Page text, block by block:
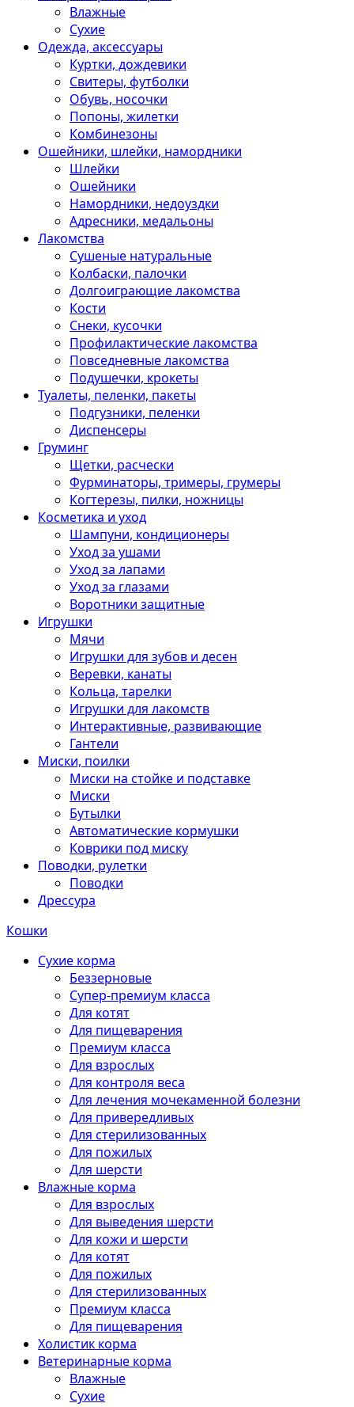
Влажные
Сухие
Одежда, аксессуары
Куртки, дождевики
Свитеры, футболки
Обувь, носочки
Попоны, жилетки
Комбинезоны
Ошейники, шлейки, намордники
Шлейки
Ошейники
Намордники, недоуздки
Адресники, медальоны
Лакомства
Сушеные натуральные
Колбаски, палочки
Долгоиграющие лакомства
Кости
Снеки, кусочки
Профилактические лакомства
Повседневные лакомства
Подушечки, крокеты
Туалеты, пеленки, пакеты
Подгузники, пеленки
Диспенсеры
Груминг
Щетки, расчески
Фурминаторы, тримеры, грумеры
Когтерезы, пилки, ножницы
Косметика и уход
Шампуни, кондиционеры
Уход за ушами
Уход за лапами
Уход за глазами
Воротники защитные
Игрушки
Мячи
Игрушки для зубов и десен
Веревки, канаты
Кольца, тарелки
Игрушки для лакомств
Интерактивные, развивающие
Гантели
Миски, поилки
Миски на стойке и подставке
Миски
Бутылки
Автоматические кормушки
Коврики под миску
Поводки, рулетки
Поводки
Дрессура
Кошки
Сухие корма
Беззерновые
Супер-премиум класса
Для котят
Для пищеварения
Премиум класса
Для взрослых
Для контроля веса
Для лечения мочекаменной болезни
Для привередливых
Для стерилизованных
Для пожилых
Для шерсти
Влажные корма
Для взрослых
Для выведения шерсти
Для кожи и шерсти
Для котят
Для пожилых
Для стерилизованных
Премиум класса
Для пищеварения
Холистик корма
Ветеринарные корма
Влажные
Сухие